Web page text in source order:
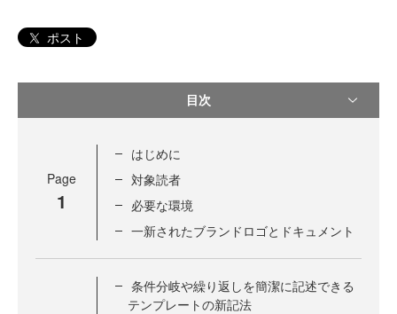
ポスト
目次
Page
1
はじめに
対象読者
必要な環境
一新されたブランドロゴとドキュメント
条件分岐や繰り返しを簡潔に記述できる
テンプレートの新記法